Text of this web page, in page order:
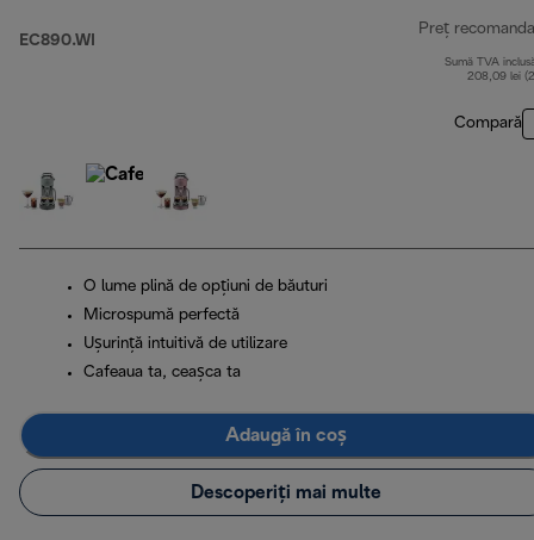
EC890.WI
Preț
Sumă TVA
208,09 lei
Compară
O lume plină de opțiuni de băuturi
Microspumă perfectă
Ușurință intuitivă de utilizare
Cafeaua ta, ceașca ta
Adaugă în coș
Descoperiți mai multe